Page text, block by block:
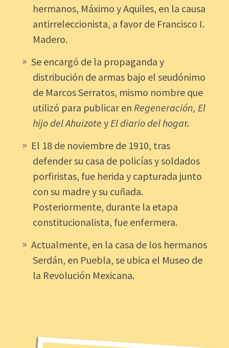
hermanos, Máximo y Aquiles, en la causa
antirreleccionista, a favor de Francisco I.
Madero.
Se encargó de la propaganda y
distribución de armas bajo el seudónimo
de Marcos Serratos, mismo nombre que
utilizó para publicar en Regeneración, El
hijo del Ahuizote y El diario del hogar.
El 18 de noviembre de 1910, tras
defender su casa de policías y soldados
porfiristas, fue herida y capturada junto
con su madre y su cuñada.
Posteriormente, durante la etapa
constitucionalista, fue enfermera.
Actualmente, en la casa de los hermanos
Serdán, en Puebla, se ubica el Museo de
la Revolución Mexicana.